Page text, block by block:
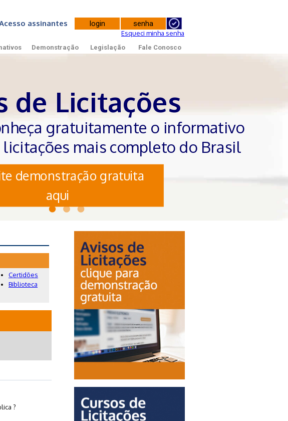
assinantes
Esqueci minha senha
Demonstração Legislação Fale Conosco
de Licitações
gratuitamente o informativo
licitações mais completo do Brasil
demonstração gratuita
aqui
Certidões
Biblioteca
?